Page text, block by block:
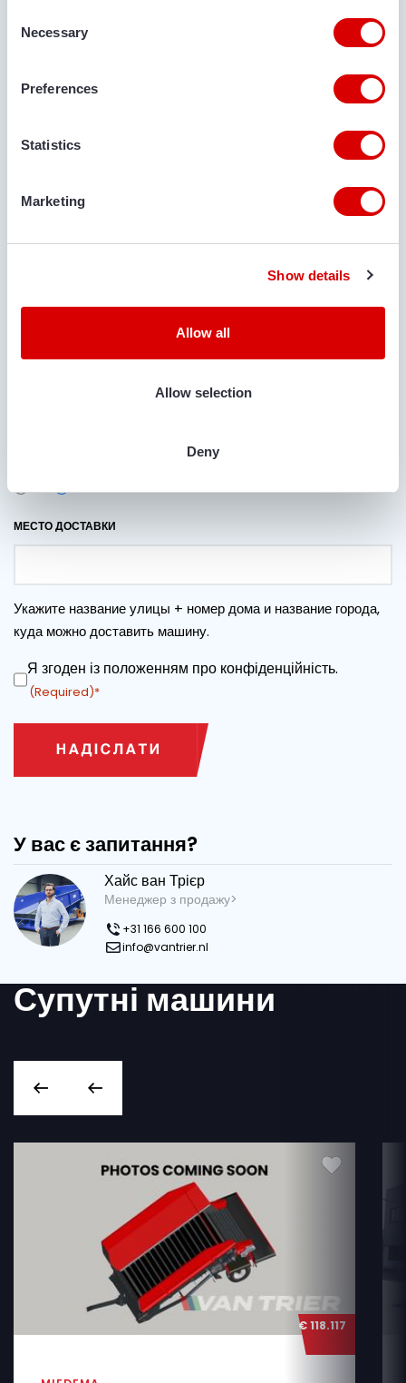
Selection
Necessary
Preferences
Statistics
Marketing
Show details
Allow all
Allow selection
Deny
АДРЕСА ЕЛЕКТРОННОЇ ПОШТИ
ЧИ ПОТРІБНЕ ТРАНСПОРТУВАННЯ?
Так Нi
МЕСТО ДОСТАВКИ
Укажите название улицы + номер дома и название города,
куда можно доставить машину.
ЗГОДА
Я згоден із положенням про конфіденційність.
(Required)
У вас є запитання?
Хайс ван Трієр
Менеджер з продажу>
+31 166 600 100
info@vantrier.nl
Супутні машини
€ 118.117